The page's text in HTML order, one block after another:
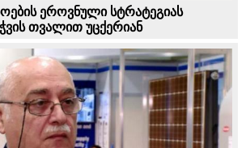
ეროვნული სტრატეგიას
თვალით უცქერიან